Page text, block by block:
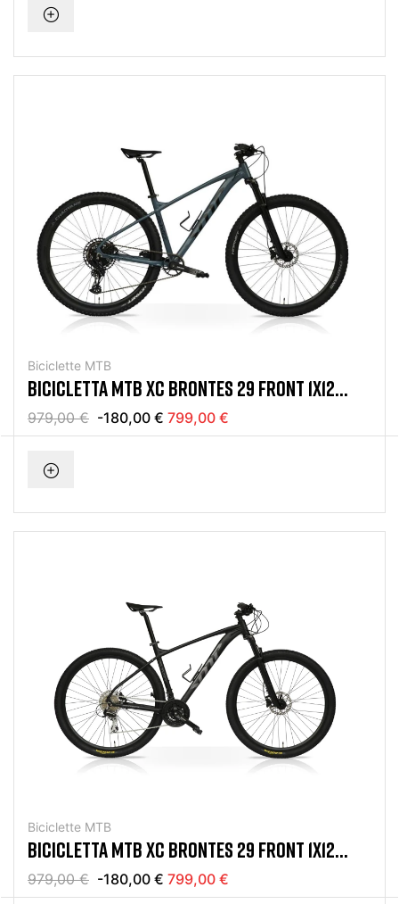
Biciclette MTB
BICICLETTA MTB XC BRONTES 29 FRONT 1X12
SRAM EAGLE GRAY
979,00 € -180,00 € 799,00 €
Biciclette MTB
BICICLETTA MTB XC BRONTES 29 FRONT 1X12
SRAM EAGLE BLACK MAT
979,00 € -180,00 € 799,00 €